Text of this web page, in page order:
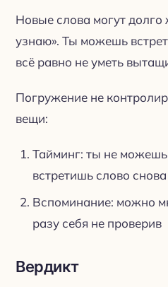
Новые слова могут долго
узнаю». Ты можешь
всё равно не уметь
Погружение не
вещи:
Тайминг: ты не можешь
встретишь слово
Вспоминание: можно
разу себя не проверив
Вердикт